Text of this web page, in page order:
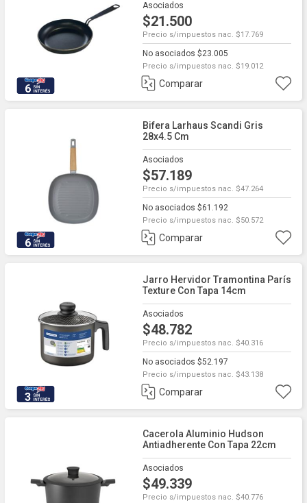
6
Asociados
$21.500
Precio s/impuestos nac. $17.769
No asociados $23.005
Precio s/impuestos nac. $19.012
Comparar
6
Bifera Larhaus Scandi Gris
28x4.5 Cm
Asociados
$57.189
Precio s/impuestos nac. $47.264
No asociados $61.192
Precio s/impuestos nac. $50.572
Comparar
3
Jarro Hervidor Tramontina París
Texture Con Tapa 14cm
Asociados
$48.782
Precio s/impuestos nac. $40.316
No asociados $52.197
Precio s/impuestos nac. $43.138
Comparar
Cacerola Aluminio Hudson
Antiadherente Con Tapa 22cm
Asociados
$49.339
Precio s/impuestos nac. $40.776